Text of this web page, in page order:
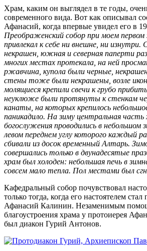
Храм, каким он выглядел в те годы,
современного вида. Вот как описывал
Афанасий, когда впервые увидел его в
Преображенский собор при моем первом
привлекал к себе ни внешне, ни
некрашен, южная и северная паперти
многих местах протекала, на ней
ржавчина, купола были черные,
стены тоже были некрашены, возле
молящиеся крепили свечи к грубо
неуклюже были протянуты к стенкам
канаты, на которых крепилось
паникадило. На зиму центральная часть
богослужения проводились в небольшом
левом переднем углу которого каждый
сбивали из досок временный Алтарь.
совершались только в двунадесятые
храм был холоден: небольшая печь в
совсем мало тепла. Пол местами был
Кафедральный собор почувствовал
только тогда, когда его настоятелем стал
Афанасий Калинин. Незаменимым
благоустроения храма у протоиерея
был диакон Гурий Антонов.